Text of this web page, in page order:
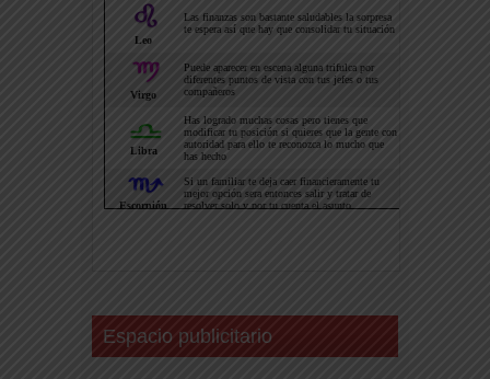
Espacio publicitario